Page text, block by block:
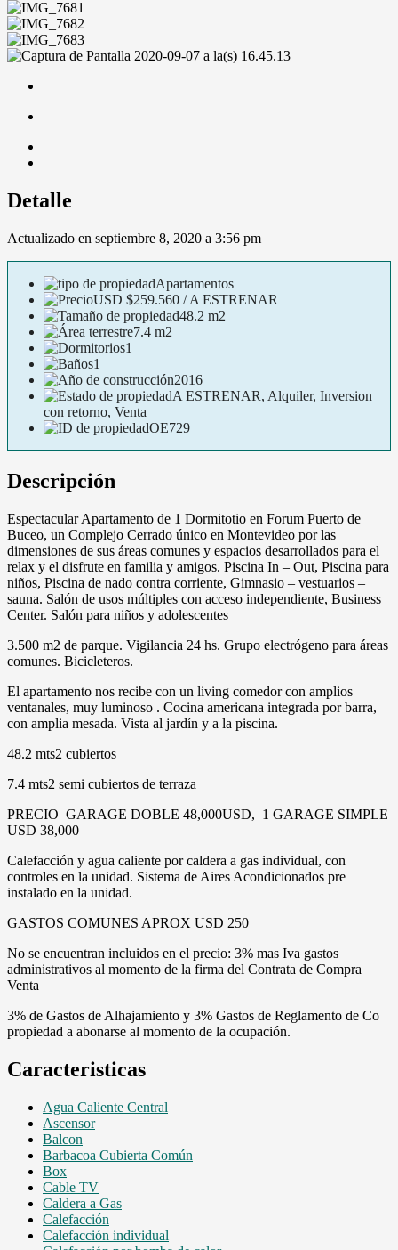
Detalle
Actualizado en septiembre 8, 2020 a 3:56 pm
Apartamentos
USD $259.560 / A ESTRENAR
48.2 m2
7.4 m2
1
1
2016
A ESTRENAR, Alquiler, Inversion
con retorno, Venta
OE729
Descripción
Espectacular Apartamento de 1 Dormitotio en Forum Puerto de
Buceo, un Complejo Cerrado único en Montevideo por las
dimensiones de sus áreas comunes y espacios desarrollados para el
relax y el disfrute en familia y amigos. Piscina In – Out, Piscina para
niños, Piscina de nado contra corriente, Gimnasio – vestuarios –
sauna. Salón de usos múltiples con acceso independiente, Business
Center. Salón para niños y adolescentes
3.500 m2 de parque. Vigilancia 24 hs. Grupo electrógeno para áreas
comunes. Bicicleteros.
El apartamento nos recibe con un living comedor con amplios
ventanales, muy luminoso . Cocina americana integrada por barra,
con amplia mesada. Vista al jardín y a la piscina.
48.2 mts2 cubiertos
7.4 mts2 semi cubiertos de terraza
PRECIO GARAGE DOBLE 48,000USD, 1 GARAGE SIMPLE
USD 38,000
Calefacción y agua caliente por caldera a gas individual, con
controles en la unidad. Sistema de Aires Acondicionados pre
instalado en la unidad.
GASTOS COMUNES APROX USD 250
No se encuentran incluidos en el precio: 3% mas Iva gastos
administrativos al momento de la firma del Contrata de Compra
Venta
3% de Gastos de Alhajamiento y 3% Gastos de Reglamento de Co
propiedad a abonarse al momento de la ocupación.
Caracteristicas
Agua Caliente Central
Ascensor
Balcon
Barbacoa Cubierta Común
Box
Cable TV
Caldera a Gas
Calefacción
Calefacción individual